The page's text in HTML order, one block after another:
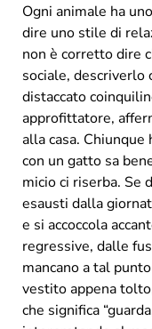
Ogni animale ha
dire uno stile di
non è corretto dire
sociale, descriverlo
distaccato
approfittatore,
alla casa.
con un gatto sa
micio ci riserba. Se
esausti dalla
e si accoccola
regressive, dalle
mancano a tal
vestito appena
che significa